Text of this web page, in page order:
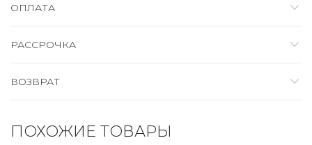
ОПЛАТА
РАССРОЧКА
ВОЗВРАТ
ПОХОЖИЕ ТОВАРЫ